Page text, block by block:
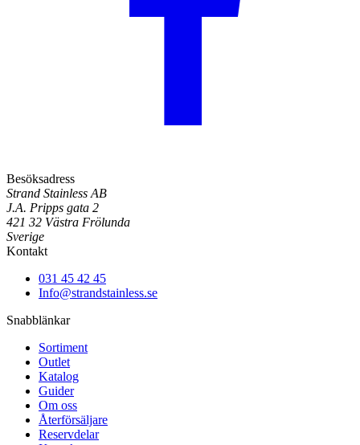
Besöksadress
Strand Stainless AB
J.A. Pripps gata 2
421 32 Västra Frölunda
Sverige
Kontakt
031 45 42 45
Info@strandstainless.se
Snabblänkar
Sortiment
Outlet
Katalog
Guider
Om oss
Återförsäljare
Reservdelar